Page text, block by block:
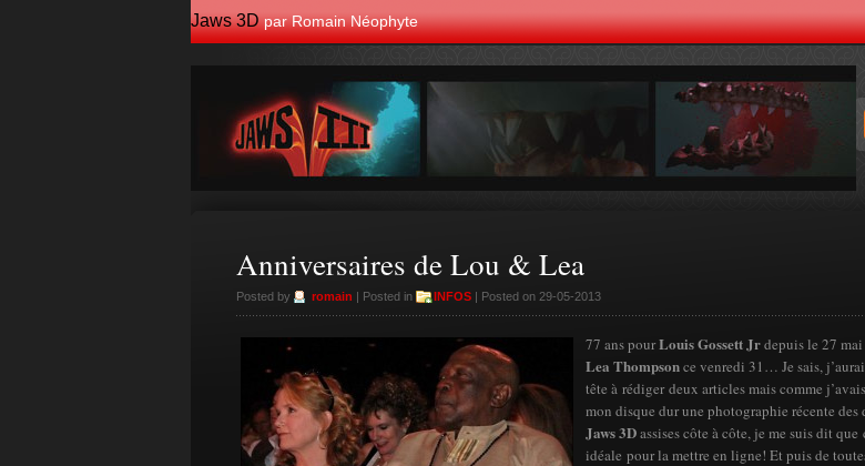
Jaws 3D par Romain Néophyte
Anniversaires de Lou & Lea
Posted by romain | Posted in INFOS | Posted on 29-05-2013
77 ans pourLouis Gossett Jrdepuis le 27
Lea Thompsonce venredi 31… Je sais,
tête à rédiger deux articles mais comme
mon disque dur une photographie récente des
Jaws 3Dassises côte à côte, je me suis dit que
idéale pour la mettre en ligne! Et puis de